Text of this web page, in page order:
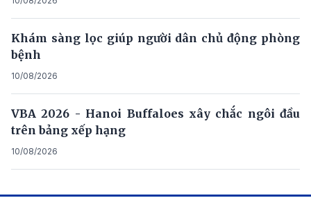
Khám sàng lọc giúp người dân chủ động phòng
bệnh
10/08/2026
VBA 2026 - Hanoi Buffaloes xây chắc ngôi đầu
trên bảng xếp hạng
10/08/2026